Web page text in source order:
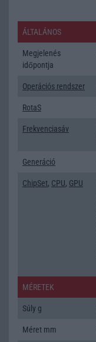
ÁLTALÁNOS
Megjelenés
időpontja
Operációs rendszer
RotaS
Frekvenciasáv
Generáció
ChipSet, CPU, GPU
MÉRETEK
Súly g
Méret mm